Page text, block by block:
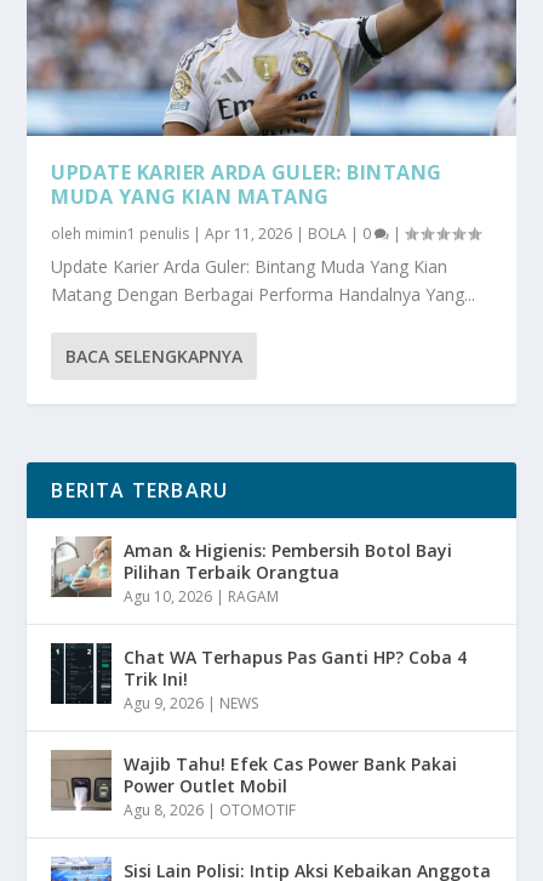
UPDATE KARIER ARDA GULER: BINTANG
MUDA YANG KIAN MATANG
oleh mimin1 penulis |Apr 11, 2026 | BOLA | 0 |
Update Karier Arda Guler: Bintang Muda Yang Kian
Matang Dengan Berbagai Performa Handalnya Yang...
BACA SELENGKAPNYA
BERITA TERBARU
Aman & Higienis: Pembersih Botol Bayi
Pilihan Terbaik Orangtua
Agu 10, 2026 | RAGAM
Chat WA Terhapus Pas Ganti HP? Coba 4
Trik Ini!
Agu 9, 2026 | NEWS
Wajib Tahu! Efek Cas Power Bank Pakai
Power Outlet Mobil
Agu 8, 2026 | OTOMOTIF
Sisi Lain Polisi: Intip Aksi Kebaikan Anggota